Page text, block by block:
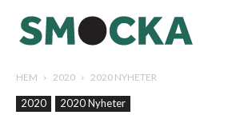
HEM 2020 2020 NYHETER
2020 2020 Nyheter